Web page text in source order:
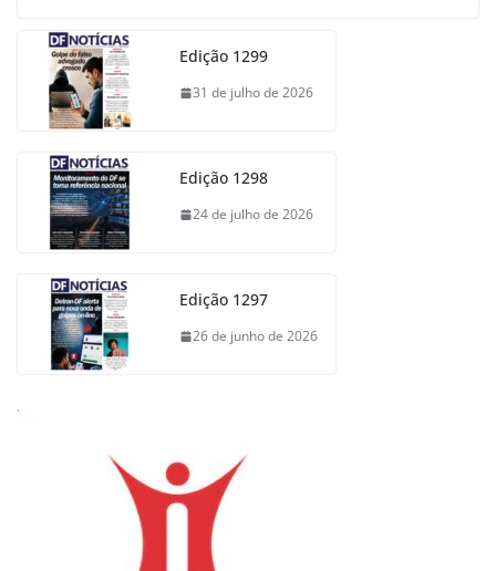
Edição 1299
31 de julho de 2026
Edição 1298
24 de julho de 2026
Edição 1297
26 de junho de 2026